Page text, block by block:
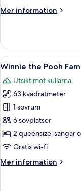
Near
Slide
Mer information
Mer
Man
Family
Homestay
Legoland
w
Slide
Öppna
alla
foton
för
Winnie
the
Pooh
Family
Near
19
Winnie the Pooh
Utsikt mot kullarna
63 kvadratmeter
1 sovrum
6 sovplatser
2 queensize-sängar
Gratis wi-fi
Mer information
Mer